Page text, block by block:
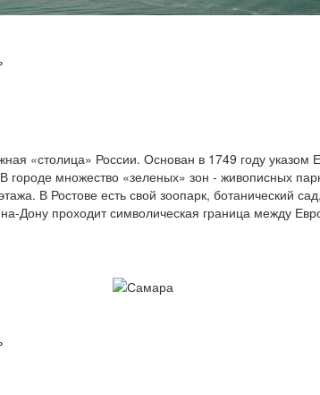
«столица» России. Основан в 1749 году указом
множество «зеленых» зон - живописных
В Ростове есть свой зоопарк, ботанический
Дону проходит символическая граница между